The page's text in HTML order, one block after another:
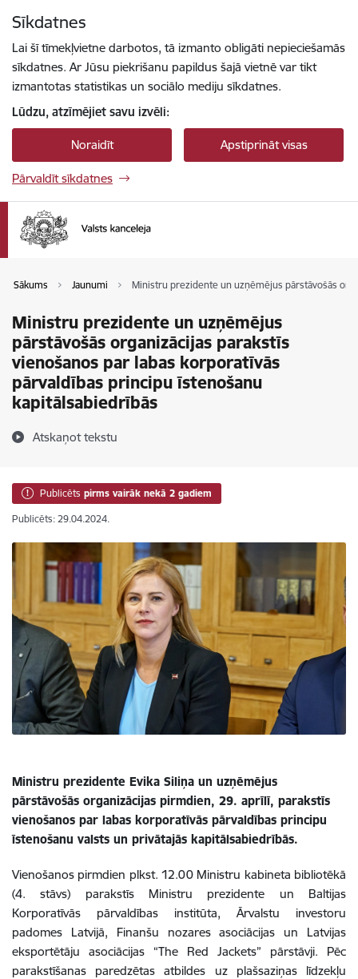
Sīkdatnes
Lai šī tīmekļvietne darbotos, tā izmanto obligāti nepieciešamās
sīkdatnes. Ar Jūsu piekrišanu papildus šajā vietnē var tikt
izmantotas statistikas un sociālo mediju sīkdatnes.
Lūdzu, atzīmējiet savu izvēli:
Noraidīt Apstiprināt visas
Pārvaldīt sīkdatnes
Sākums Jaunumi Ministru prezidente un uzņēmējus pārstāvošās
Ministru prezidente un uzņēmējus
pārstāvošās organizācijas parakstīs
vienošanos par labas korporatīvās
pārvaldības principu īstenošanu
kapitālsabiedrībās
Atskaņot tekstu
Publicēts pirms vairāk nekā 2 gadiem
Publicēts: 29.04.2024.
Ministru prezidente Evika Siliņa un uzņēmējus
pārstāvošās organizācijas pirmdien, 29. aprīlī, parakstīs
vienošanos par labas korporatīvās pārvaldības principu
īstenošanu valsts un privātajās kapitālsabiedrībās.
Vienošanos pirmdien plkst. 12.00 Ministru kabineta bibliotēkā
(4. stāvs) parakstīs Ministru prezidente un Baltijas
Korporatīvās pārvaldības institūta, Ārvalstu investoru
padomes Latvijā, Finanšu nozares asociācijas un Latvijas
eksportētāju asociācijas “The Red Jackets” pārstāvji. Pēc
parakstīšanas paredzētas atbildes uz plašsaziņas līdzekļu